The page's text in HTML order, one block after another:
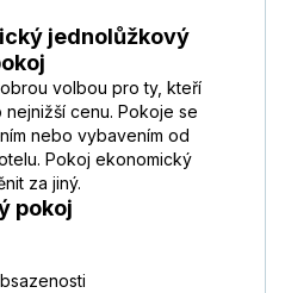
jednolůžkový
volbou pro ty, kteří
cenu. Pokoje se
nebo vybavením od
Pokoj ekonomický
za jiný.
pokoj